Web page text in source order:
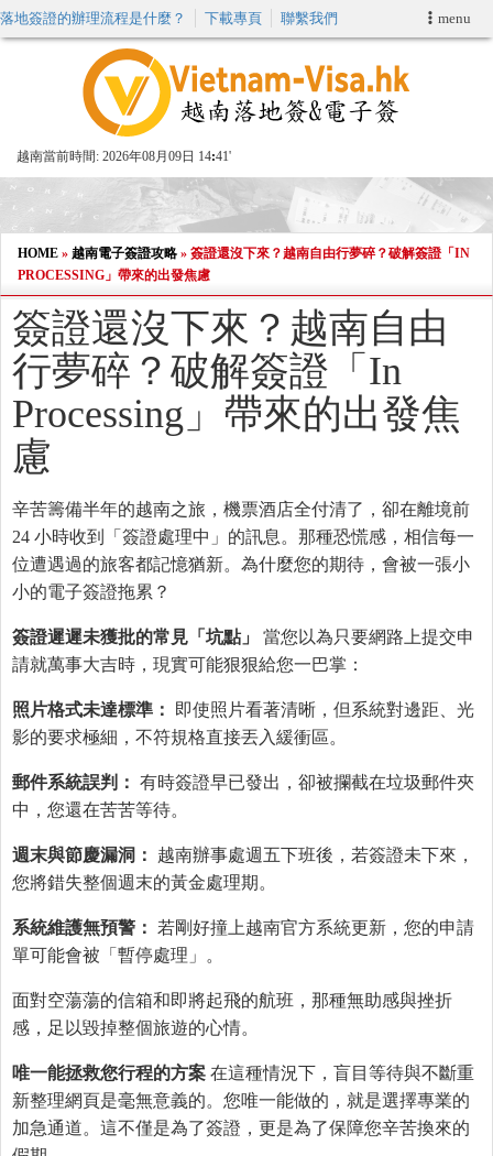
menu
落地簽證的辦理流程是什麼？ 下載專頁 聯繫我們
越南當前時間: 2026年08月09日 14 41'
申請簽證
VIP快速通關服务
加快E-VISA服務
週末緊急電子簽證
查詢簽證狀態
HOME » 越南電子簽證攻略 » 簽證還沒下來？越南自由行夢碎？破解簽證「IN
PROCESSING」帶來的出發焦慮
簽證還沒下來？越南自由
行夢碎？破解簽證「In
Processing」帶來的出發焦
慮
辛苦籌備半年的越南之旅，機票酒店全付清了，卻在離境前
24 小時收到「簽證處理中」的訊息。那種恐慌感，相信每一
位遭遇過的旅客都記憶猶新。為什麼您的期待，會被一張小
小的電子簽證拖累？
簽證遲遲未獲批的常見「坑點」
當您以為只要網路上提交申
請就萬事大吉時，現實可能狠狠給您一巴掌：
照片格式未達標準：
即使照片看著清晰，但系統對邊距、光
影的要求極細，不符規格直接丟入緩衝區。
郵件系統誤判： 有時簽證早已發出，卻被攔截在垃圾郵件夾
中，您還在苦苦等待。
週末與節慶漏洞：
越南辦事處週五下班後，若簽證未下來，
您將錯失整個週末的黃金處理期。
系統維護無預警：
若剛好撞上越南官方系統更新，您的申請
單可能會被「暫停處理」。
面對空蕩蕩的信箱和即將起飛的航班，那種無助感與挫折
感，足以毀掉整個旅遊的心情。
唯一能拯救您行程的方案 在這種情況下，盲目等待與不斷重
新整理網頁是毫無意義的。您唯一能做的，就是選擇專業的
加急通道。這不僅是為了簽證，更是為了保障您辛苦換來的